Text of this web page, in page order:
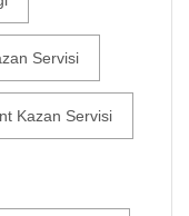
Servisi
Kazan Servisi